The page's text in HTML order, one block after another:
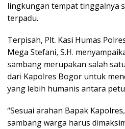
lingkungan tempat tinggalnya
terpadu.
Terpisah, Plt. Kasi Humas
Mega Stefani, S.H.
sambang merupakan salah
dari Kapolres Bogor untuk
yang lebih humanis antara
“Sesuai arahan Bapak
sambang warga harus